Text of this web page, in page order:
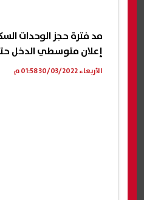
مد فترة حجز الوحدات
إعلان متوسطي الدخل حتى 2 أبريل
الأربعاء 30/03/2022 01:58 م